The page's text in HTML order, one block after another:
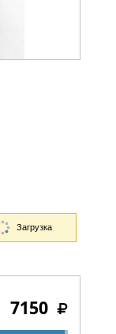
7150
Загрузка